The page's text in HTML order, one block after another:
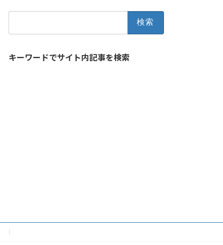
キーワードでサイト内記事を検索